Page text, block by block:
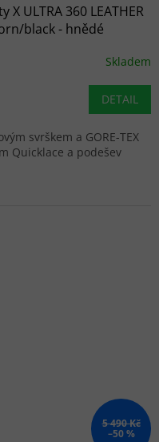
ULTRA 360 LEATHER
black - hnědé
Skladem
DETAIL
svrškem a GORE-TEX
Quicklace a podešev
5 490 Kč
–50 %